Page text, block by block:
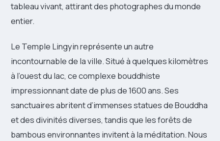
tableau vivant, attirant des photographes du monde
entier.
Le Temple Lingyin représente un autre
incontournable de la ville. Situé à quelques kilomètres
à l’ouest du lac, ce complexe bouddhiste
impressionnant date de plus de 1600 ans. Ses
sanctuaires abritent d’immenses statues de Bouddha
et des divinités diverses, tandis que les forêts de
bambous environnantes invitent à la méditation. Nous